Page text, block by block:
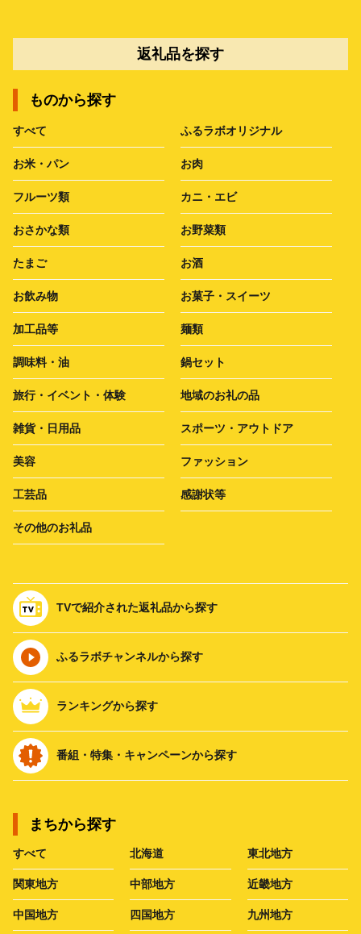
返礼品を探す
ものから探す
すべて ふるラボオリジナル
お米・パン お肉
フルーツ類 カニ・エビ
おさかな類 お野菜類
たまご お酒
お飲み物 お菓子・スイーツ
加工品等 麺類
調味料・油 鍋セット
旅行・イベント・体験 地域のお礼の品
雑貨・日用品 スポーツ・アウトドア
美容 ファッション
工芸品 感謝状等
その他のお礼品
TVで紹介された返礼品から探す
ふるラボチャンネルから探す
ランキングから探す
番組・特集・キャンペーンから探す
まちから探す
すべて 北海道 東北地方
関東地方 中部地方 近畿地方
中国地方 四国地方 九州地方